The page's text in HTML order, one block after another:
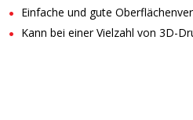
Einfache und gute
Kann bei einer Vielzahl von 3D-